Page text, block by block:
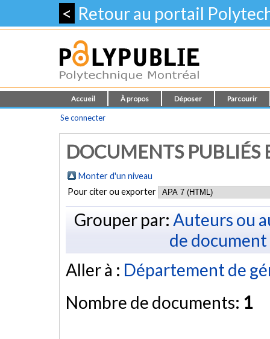
< Retour au portail
Accueil À propos Déposer Parcourir
Se connecter
DOCUMENTS PUBLIÉS
Monter d'un niveau
Pour citer ou exporter
Grouper par: Auteurs ou
de document
Aller à : Département de
Nombre de documents: 1